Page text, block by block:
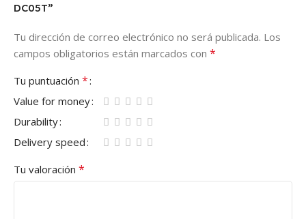
DC05T”
Tu dirección de correo electrónico no será publicada. Los
campos obligatorios están marcados con *
Tu puntuación *
Value for money
Durability
Delivery speed
Tu valoración *